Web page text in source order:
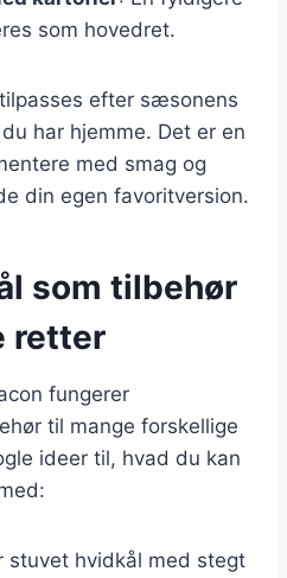
som hovedret.
efter sæsonens
har hjemme. Det er en
med smag og
din egen favoritversion.
som tilbehør
retter
fungerer
til mange forskellige
ideer til, hvad du kan
stuvet hvidkål med stegt